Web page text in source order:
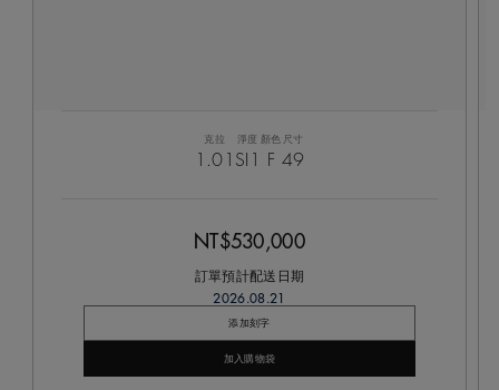
克拉
1.01
淨度
SI1
顏色
F
尺寸
49
NT$530,000
訂單預計配送日期
2026.08.21
添加刻字
加入購物袋